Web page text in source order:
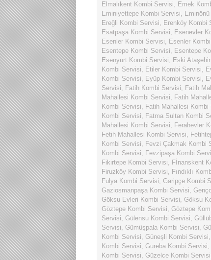
Elmalıkent Kombi Servisi, Emek
Eminiyettepe Kombi Servisi,
Ereğli Kombi Servisi, Erenköy Kombi
Esatpaşa Kombi Servisi, Esenevler
Esenler Kombi Servisi, Esenler
Esentepe Kombi Servisi, Esentepe
Esenyurt Kombi Servisi, Eski
Kombi Servisi, Etiler Kombi Servisi,
Kombi Servisi, Eyüp Kombi Servisi,
Servisi, Fatih Kombi Servisi, Fatih
Mahallesi Kombi Servisi, Fatih
Kombi Servisi, Fatih Mahallesi Kombi
Kombi Servisi, Fatma Sultan Kombi
Mahallesi Kombi Servisi, Ferahevler
Fetih Mahallesi Kombi Servisi,
Kombi Servisi, Fevzi Çakmak Kombi
Kombi Servisi, Fevzipaşa Kombi
Fikirtepe Kombi Servisi, Fİnanskent
Firuzköy Kombi Servisi, Fındıklı
Fulya Kombi Servisi, Garipçe Kombi
Gaziosmanpaşa Kombi Servisi,
Göksu Evleri Kombi Servisi, Göksu
Göztepe Kombi Servisi, Göztepe
Servisi, Gülensu Kombi Servisi,
Servisi, Gümüşpala Kombi Servisi,
Kombi Servisi, Güneşli Kombi Servisi,
Kombi Servisi, Gureba Kombi Servisi,
Kombi Servisi, Güzelce Kombi Servisi